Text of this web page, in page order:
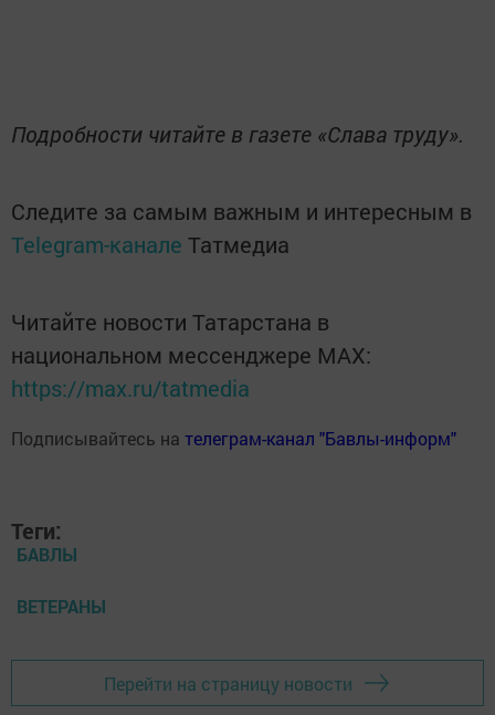
Подробности читайте в газете «Слава труду».
Следите за самым важным и интересным в
Telegram-канале Татмедиа
Читайте новости Татарстана в
национальном мессенджере MАХ:
https://max.ru/tatmedia
Подписывайтесь на телеграм-канал "Бавлы-информ"
Теги:
БАВЛЫ
ВЕТЕРАНЫ
Перейти на страницу новости